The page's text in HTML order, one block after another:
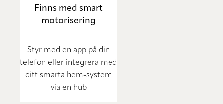
Finns med smart
motorisering
Styr med en app på din
telefon eller integrera med
ditt smarta hem-system
via en hub